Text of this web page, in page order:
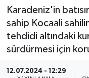
Karadeniz'in
sahip Kocaali
tehdidi altındaki
sürdürmesi için
12.07.2024 - 12:29
Amasya
Ankara
Antalya
Diyanet Takvimi
Dualar
Hadislerle İslam
DİYANET
Diyanet Dergi
TDV
Tüm Manşetler
Son Dakika
Haber Arşivi